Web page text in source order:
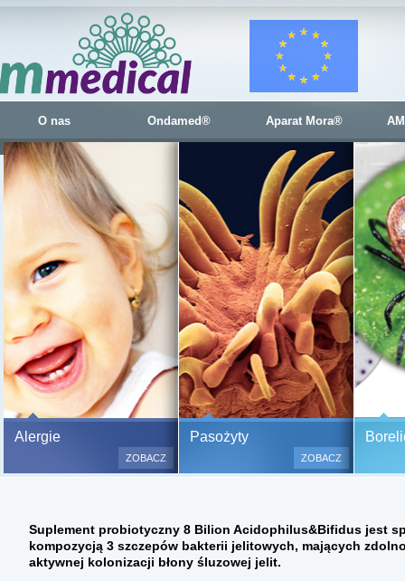
O nas Ondamed® Aparat Mora®
Alergie
Bezbolesne testy alergiczne
500 alergenów oraz zabiegi
odczulające.
bardzo ważne w przypadku
a wynik jest natychmiastowy.
ZOBACZ
Pasożyty
ZOBACZ
Suplement probiotyczny 8 Bilion Acidophilus&Bifidus jest
kompozycją 3 szczepów bakterii jelitowych, mających
aktywnej kolonizacji błony śluzowej jelit.